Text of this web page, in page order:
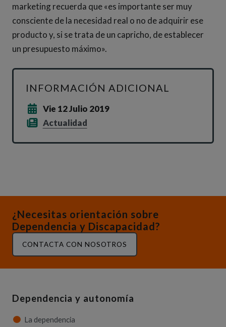
marketing recuerda que «es importante ser muy
consciente de la necesidad real o no de adquirir ese
producto y, si se trata de un capricho, de establecer
un presupuesto máximo».
INFORMACIÓN ADICIONAL
Vie 12 Julio 2019
Actualidad
¿Necesitas orientación sobre
Dependencia y Discapacidad?
CONTACTA CON NOSOTROS
Dependencia y autonomía
La dependencia